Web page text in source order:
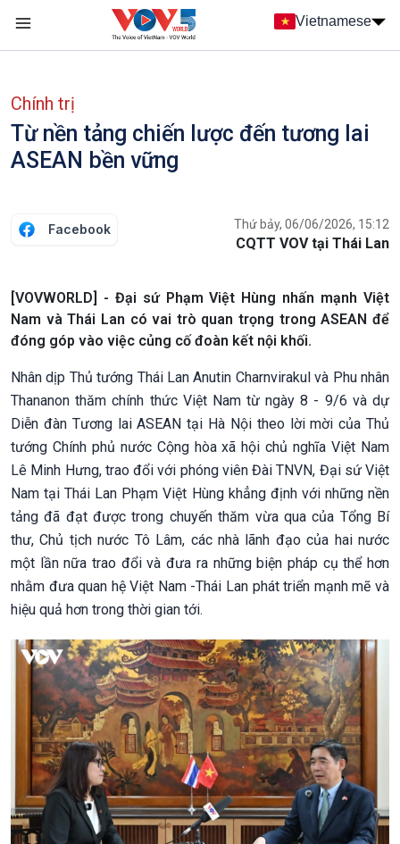
Nhảy đến nội dung
Vietnamese
Chính trị
Từ nền tảng chiến lược đến tương lai
ASEAN bền vững
Facebook Thứ bảy, 06/06/2026, 15:12
CQTT VOV tại Thái Lan
[VOVWORLD] - Đại sứ Phạm Việt Hùng nhấn mạnh Việt
Nam và Thái Lan có vai trò quan trọng trong ASEAN để
đóng góp vào việc củng cố đoàn kết nội khối.
Nhân dịp Thủ tướng Thái Lan Anutin Charnvirakul và Phu nhân
Thananon thăm chính thức Việt Nam từ ngày 8 - 9/6 và dự
Diễn đàn Tương lai ASEAN tại Hà Nội theo lời mời của Thủ
tướng Chính phủ nước Cộng hòa xã hội chủ nghĩa Việt Nam
Lê Minh Hưng, trao đổi với phóng viên Đài TNVN, Đại sứ Việt
Nam tại Thái Lan Phạm Việt Hùng khẳng định với những nền
tảng đã đạt được trong chuyến thăm vừa qua của Tổng Bí
thư, Chủ tịch nước Tô Lâm, các nhà lãnh đạo của hai nước
một lần nữa trao đổi và đưa ra những biện pháp cụ thể hơn
nhằm đưa quan hệ Việt Nam -Thái Lan phát triển mạnh mẽ và
hiệu quả hơn trong thời gian tới.